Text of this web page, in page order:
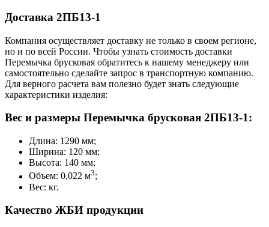
Доставка 2ПБ13-1
Компания осуществляет доставку не только в своем регионе,
но и по всей России. Чтобы узнать стоимость доставки
Перемычка брусковая обратитесь к нашему менеджеру или
самостоятельно сделайте запрос в транспортную компанию.
Для верного расчета вам полезно будет знать следующие
характеристики изделия:
Вес и размеры Перемычка брусковая 2ПБ13-1:
Длина: 1290 мм;
Ширина: 120 мм;
Высота: 140 мм;
Объем: 0,022 м3;
Вес: кг.
Качество ЖБИ продукции